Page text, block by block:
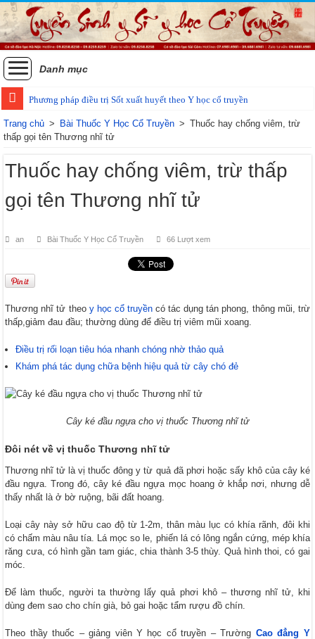
Danh mục
Phương pháp điều trị Sốt xuất huyết theo Y học cổ truyền
Trang chủ > Bài Thuốc Y Học Cổ Truyền > Thuốc hay chống viêm, trừ
thấp gọi tên Thương nhĩ tử
Thuốc hay chống viêm, trừ thấp
gọi tên Thương nhĩ tử
an Bài Thuốc Y Học Cổ Truyền 66 Lượt xem
Thương nhĩ tử theo y học cổ truyềncó tác dụng tán phong, thông mũi, trừ
thấp,giảm đau đầu; thường dùng để điều trị viêm mũi xoang.
Điều trị rối loạn tiêu hóa nhanh chóng nhờ thảo quả
Khám phá tác dụng chữa bệnh hiệu quả từ cây chó đẻ
Cây ké đầu ngựa cho vị thuốc Thương nhĩ tử
Đôi nét về vị thuốc Thương nhĩ tử
Thương nhĩ tử là vị thuốc đông y từ quả đã phơi hoặc sấy khô của cây ké
đầu ngựa. Trong đó, cây ké đầu ngựa mọc hoang ở khắp nơi, nhưng dễ
thấy nhất là ở bờ ruộng, bãi đất hoang.
Loại cây này sở hữu cao độ từ 1-2m, thân màu lục có khía rãnh, đôi khi
có chấm màu nâu tía. Lá mọc so le, phiến lá có lông ngắn cứng, mép khía
răng cưa, có hình gần tam giác, chia thành 3-5 thùy. Quả hình thoi, có gai
móc.
Để làm thuốc, người ta thường lấy quả phơi khô – thương nhĩ tử, khi
dùng đem sao cho chín già, bỏ gai hoặc tẩm rượu đồ chín.
Theo thầy thuốc – giảng viên Y học cổ truyền – Trường Cao đẳng Y